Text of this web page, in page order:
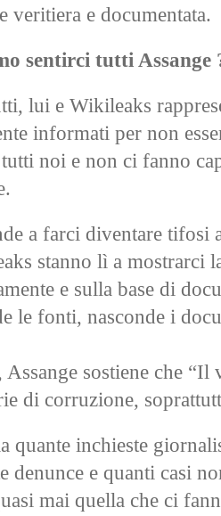
veritiera e documentata.
sentirci tutti Assange
lui e Wikileaks
informati per non
noi e non ci fanno
a farci diventare tifosi
stanno lì a mostrarci
e sulla base di
le fonti, nasconde i
Assange sostiene che
di corruzione,
quante inchieste
denunce e quanti casi
mai quella che ci